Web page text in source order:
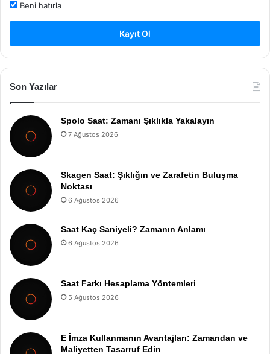
Beni hatırla
Kayıt Ol
Son Yazılar
Spolo Saat: Zamanı Şıklıkla Yakalayın
7 Ağustos 2026
Skagen Saat: Şıklığın ve Zarafetin Buluşma
Noktası
6 Ağustos 2026
Saat Kaç Saniyeli? Zamanın Anlamı
6 Ağustos 2026
Saat Farkı Hesaplama Yöntemleri
5 Ağustos 2026
E İmza Kullanmanın Avantajları: Zamandan ve
Maliyetten Tasarruf Edin